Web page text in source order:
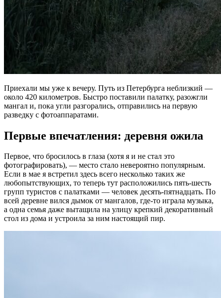
Приехали мы уже к вечеру. Путь из Петербурга неблизкий —
около 420 километров. Быстро поставили палатку, разожгли
мангал и, пока угли разгорались, отправились на первую
разведку с фотоаппаратами.
Первые впечатления: деревня ожила
Первое, что бросилось в глаза (хотя я и не стал это
фотографировать), — место стало невероятно популярным.
Если в мае я встретил здесь всего несколько таких же
любопытствующих, то теперь тут расположились пять-шесть
групп туристов с палатками — человек десять-пятнадцать. По
всей деревне вился дымок от мангалов, где-то играла музыка,
а одна семья даже вытащила на улицу крепкий декоративный
стол из дома и устроила за ним настоящий пир.